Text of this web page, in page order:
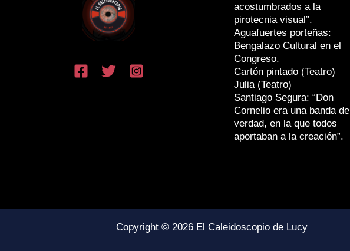
acostumbrados a la
pirotecnia visual”.
Aguafuertes porteñas:
Bengalazo Cultural en el
Congreso.
Cartón pintado (Teatro)
Julia (Teatro)
Santiago Segura: “Don
Cornelio era una banda de
verdad, en la que todos
aportaban a la creación”.
Copyright © 2026 El Caleidoscopio de Lucy